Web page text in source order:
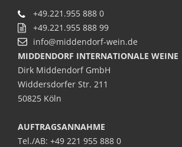
+49.221.955 888 0
+49.221.955 888 99
info@middendorf-wein.de
MIDDENDORF INTERNATIONALE WEINE
Dirk Middendorf GmbH
Widdersdorfer Str. 211
50825 Köln
AUFTRAGSANNAHME
Tel./AB: +49 221 955 888 0